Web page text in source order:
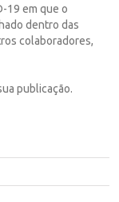
19 em que o
dentro das
colaboradores,
publicação.